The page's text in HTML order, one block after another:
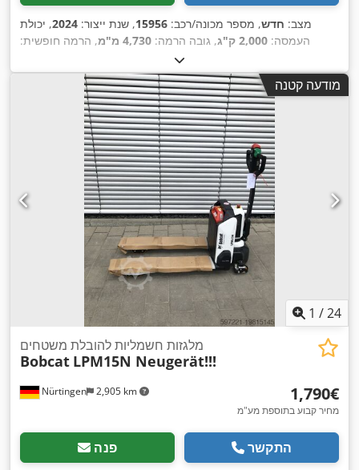
מצב: חדש, מספר מכונה/רכב: 15956, שנת ייצור: 2024, יכולת
העמסה: 2,000 ק"ג , גובה הרמה: 4,730 מ"מ
, הרמה חופשית:
500 מ"מ
טריפלקס, גובה בנייה:2,200 מ"מ , אורך המזלג:1,200 מ"מ ,
מודעה קטנה
1 /24
Nürtingen 2,905 km
מלגזות חשמליות להובלת משטחים
Bobcat LPM15N Neugerät!!!
‏1,790 ‏€
מחיר קבוע בתוספת מע"מ
פנה התקשר